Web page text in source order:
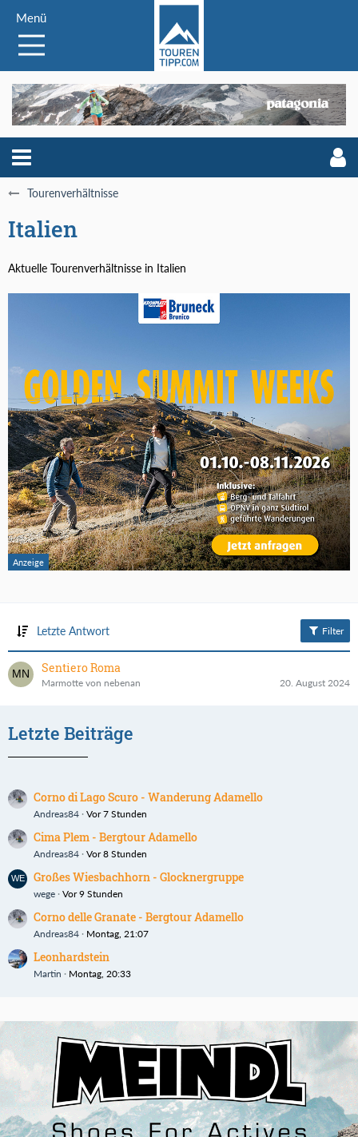
Menü
Tourenverhältnisse
Italien
Aktuelle Tourenverhältnisse in Italien
Letzte Antwort Filter
Sentiero Roma
Marmotte von nebenan 20. August 2024
Letzte Beiträge
Corno di Lago Scuro - Wanderung Adamello
Andreas84 Vor 7 Stunden
Cima Plem - Bergtour Adamello
Andreas84 Vor 8 Stunden
Großes Wiesbachhorn - Glocknergruppe
wege Vor 9 Stunden
Corno delle Granate - Bergtour Adamello
Andreas84 Montag, 21:07
Leonhardstein
Martin Montag, 20:33